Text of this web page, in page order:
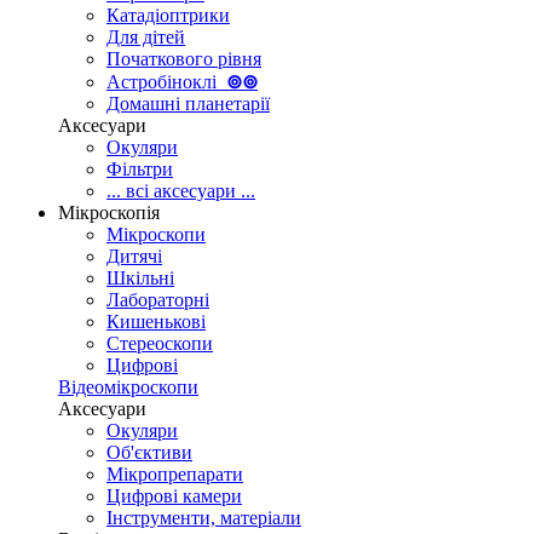
Катадіоптрики
Для дітей
Початкового рівня
Астробіноклі ⊚⊚
Домашні планетарії
Аксесуари
Окуляри
Фільтри
... всі аксесуари ...
Мікроскопія
Мікроскопи
Дитячі
Шкільні
Лабораторні
Кишенькові
Стереоскопи
Цифрові
Відеомікроскопи
Аксесуари
Окуляри
Об'єктиви
Мікропрепарати
Цифрові камери
Інструменти, матеріали